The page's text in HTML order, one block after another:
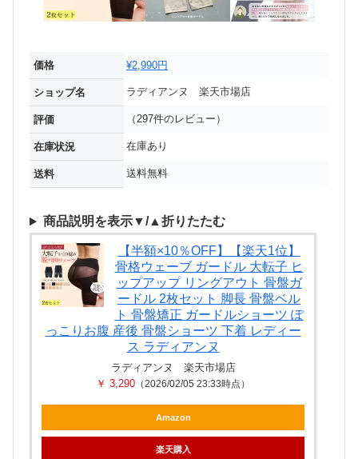
価格 ¥2,990円
ショップ名 ラディアンヌ 楽天市場店
評価 （297件のレビュー）
在庫状況 在庫あり
送料 送料無料
商品説明を表示▼/▲折りたたむ
【半額×10％OFF】【楽天1位】
骨格ウェーブ ガードル 大転子 ヒ
ップアップ リングアウト 骨盤ガ
ードル 2枚セット 脚長 骨盤ベル
ト 骨盤矯正 ガードルショーツ ぽ
っこりお腹 産後 骨盤ショーツ 下着 レディー
ス ラディアンヌ
ラディアンヌ 楽天市場店
￥ 3,290 （2026/02/05 23:33時点）
Amazon
楽天購入